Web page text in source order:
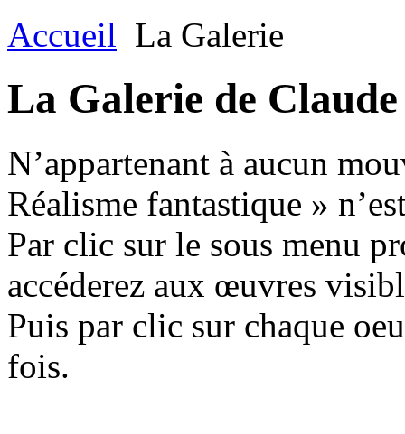
Accueil La Galerie
La Galerie de
N’appartenant à aucun
Réalisme fantastique »
Par clic sur le sous menu
accéderez aux œuvres
Puis par clic sur chaque
fois.